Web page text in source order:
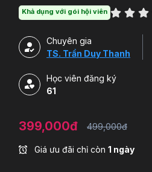
trình lập trình
Khả dụng với gói hội viên
Chuyên gia
TS. Trần Duy Thanh
Học viên đăng ký
61
399,000đ 499,000đ
Giá ưu đãi chỉ còn 1 ngày